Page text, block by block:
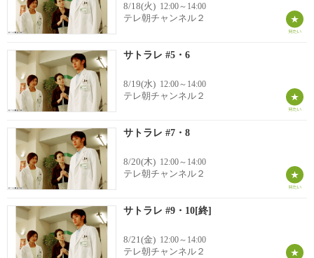
8/18(火) 12:00～14:00
テレ朝チャンネル２
サトラレ #5・6
8/19(水) 12:00～14:00
テレ朝チャンネル２
サトラレ #7・8
8/20(木) 12:00～14:00
テレ朝チャンネル２
サトラレ #9・10[終]
8/21(金) 12:00～14:00
テレ朝チャンネル２